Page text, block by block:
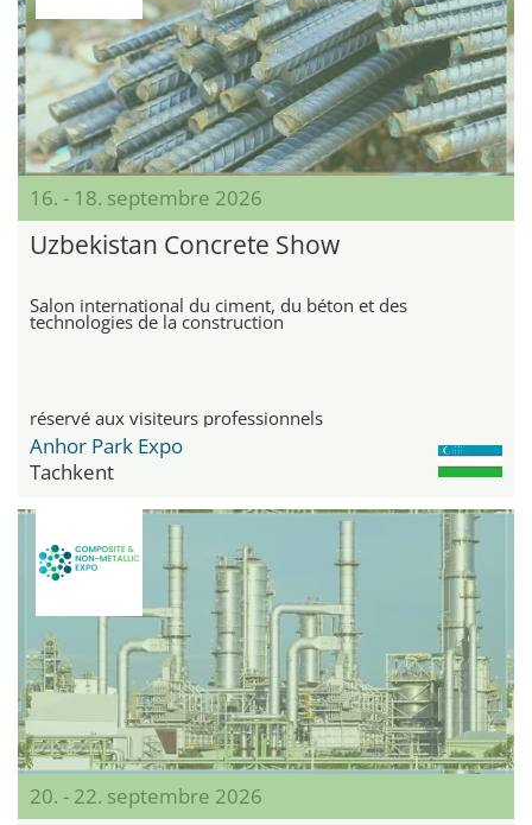
16. - 18. septembre 2026
Uzbekistan Concrete Show
Salon international du ciment, du béton et des
technologies de la construction
réservé aux visiteurs professionnels
Anhor Park Expo
Tachkent
20. - 22. septembre 2026